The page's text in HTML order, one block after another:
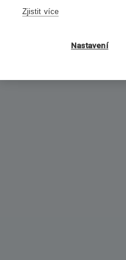
Zjistit více
Nastavení